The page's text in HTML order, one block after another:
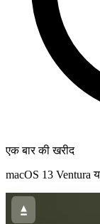
एक बार की खरीद
macOS 13